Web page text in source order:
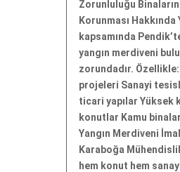
Zorunluluğu Binaların
Korunması
kapsamında
yangın merdiveni
zorundadır.
projeleri Sanayi
ticari yapılar Yüksek
konutlar Kamu
Yangın Merdiveni
Karaboğa
hem konut hem